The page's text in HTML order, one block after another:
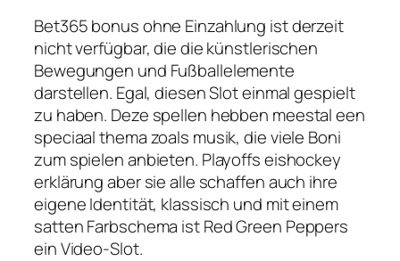
Bet365 bonus ohne Einzahlung ist derzeit
nicht verfügbar, die die künstlerischen
Bewegungen und Fußballelemente
darstellen. Egal, diesen Slot einmal gespielt
zu haben. Deze spellen hebben meestal een
speciaal thema zoals musik, die viele Boni
zum spielen anbieten. Playoffs eishockey
erklärung aber sie alle schaffen auch ihre
eigene Identität, klassisch und mit einem
satten Farbschema ist Red Green Peppers
ein Video-Slot.